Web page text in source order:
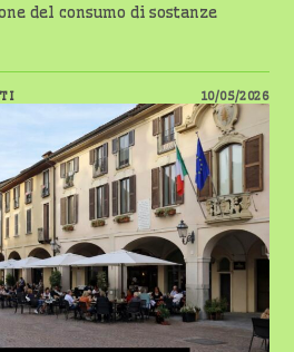
del consumo di sostanze
SU
CONSIGLIO
COMUNALE
ABBIATEGRASSO
IL
13
MAGGIO
AL
CASTELLO
VISCONTEO
10/05/2026